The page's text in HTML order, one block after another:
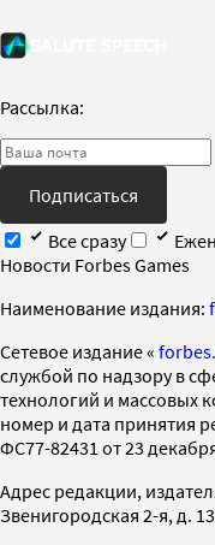
Рассылка:
Подписаться
Все сразу
Новости Forbes Games
Наименование издания:
Cетевое издание «
службой по надзору в
технологий и массовых
номер и дата принятия
ФС77-82431 от 23
Адрес редакции,
Звенигородская 2-я, д.